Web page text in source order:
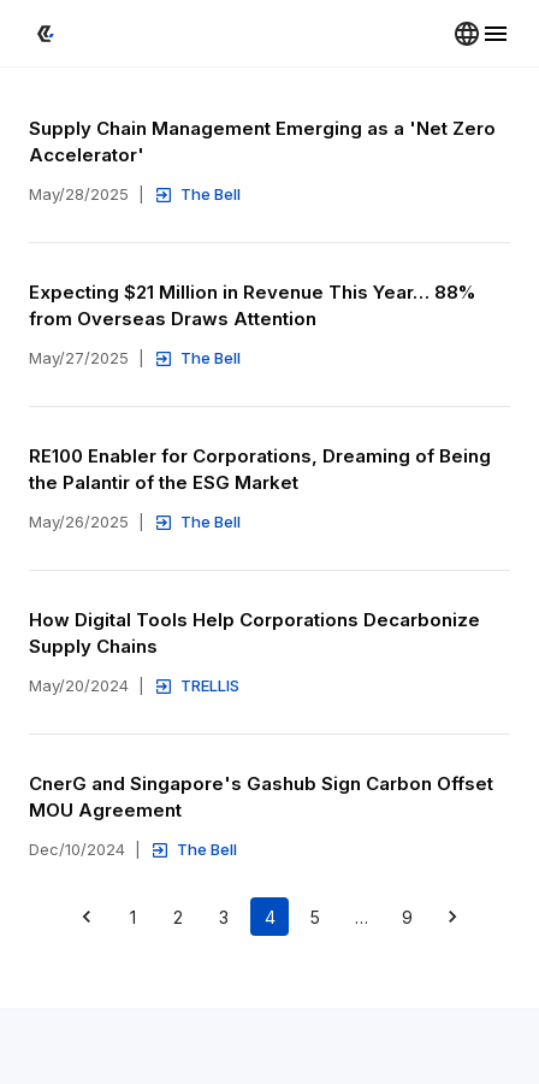
Supply Chain Management Emerging as a 'Net Zero
Accelerator'
May/28/2025 The Bell
Expecting $21 Million in Revenue This Year… 88%
from Overseas Draws Attention
May/27/2025 The Bell
RE100 Enabler for Corporations, Dreaming of Being
the Palantir of the ESG Market
May/26/2025 The Bell
How Digital Tools Help Corporations Decarbonize
Supply Chains
May/20/2024 TRELLIS
CnerG and Singapore's Gashub Sign Carbon Offset
MOU Agreement
Dec/10/2024 The Bell
1 2 3 4 5 … 9